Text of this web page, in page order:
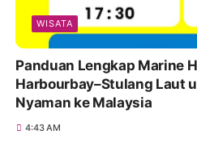
WISATA
Panduan Lengkap Marine
Harbourbay–Stulang Laut
Nyaman ke Malaysia
4:43 AM